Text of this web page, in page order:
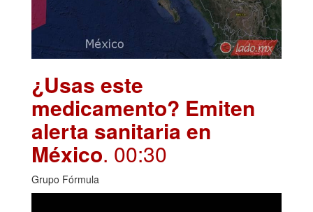
¿Usas este
medicamento? Emiten
alerta sanitaria en
México. 00:30
Grupo Fórmula